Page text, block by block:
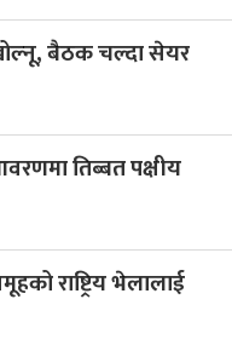
बैठक चल्दा सेयर
आवरणमा तिब्बत पक्षीय
राष्ट्रिय भेलालाई